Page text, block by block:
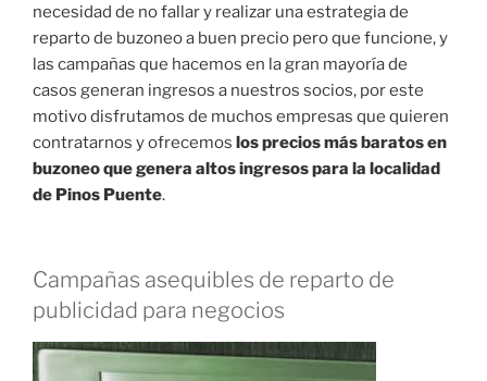
necesidad de no fallar y realizar una estrategia de
reparto de buzoneo a buen precio pero que funcione, y
las campañas que hacemos en la gran mayoría de
casos generan ingresos a nuestros socios, por este
motivo disfrutamos de muchos empresas que quieren
contratarnos y ofrecemos los precios más baratos en
buzoneo que genera altos ingresos para la localidad
de Pinos Puente.
Campañas asequibles de reparto de
publicidad para negocios